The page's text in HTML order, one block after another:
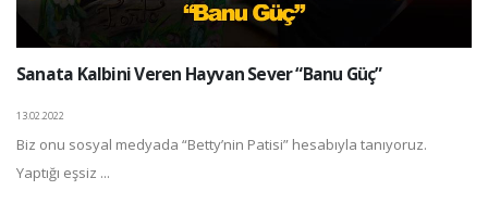
Sanata Kalbini Veren Hayvan Sever “Banu Güç”
13.02.2022
Biz onu sosyal medyada “Betty’nin Patisi” hesabıyla tanıyoruz.
Yaptığı eşsiz ...